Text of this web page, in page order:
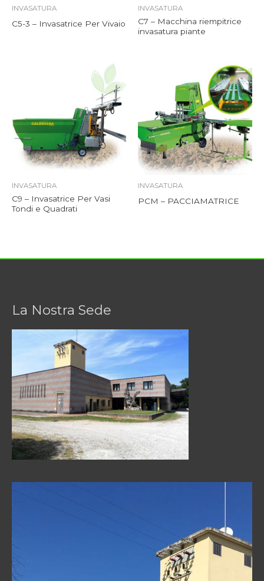
INVASATURA
C5-3 – Invasatrice Per Vivaio
INVASATURA
C7 – Macchina riempitrice
invasatura piante
INVASATURA
C9 – Invasatrice Per Vasi
Tondi e Quadrati
INVASATURA
PCM – PACCIAMATRICE
La Nostra Sede
Player